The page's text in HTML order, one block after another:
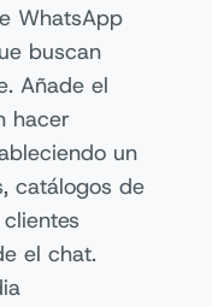
WhatsApp
buscan
Añade el
hacer
un
catálogos de
el chat.